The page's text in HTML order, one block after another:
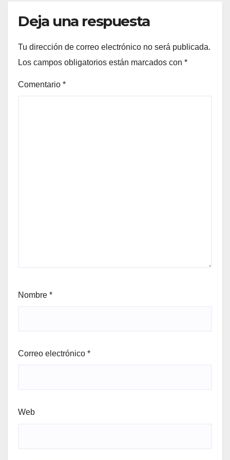
Deja una respuesta
Tu dirección de correo electrónico no será publicada.
Los campos obligatorios están marcados con *
Comentario *
Nombre *
Correo electrónico *
Web